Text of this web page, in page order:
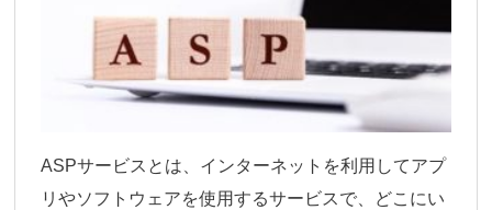
ASPサービスとは、インターネットを利用してアプ
リやソフトウェアを使用するサービスで、どこにい